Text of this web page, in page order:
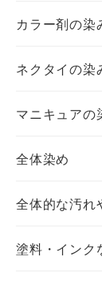
カラー剤の染
ネクタイの染
マニキュアの
全体染め
全体的な汚れ
塗料・インク